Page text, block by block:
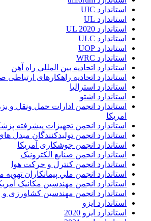
استاندارد UIC
استاندارد UL
استاندارد UL 2020
استاندارد ULC
استاندارد UOP
استاندارد WRC
استاندارد اتحاديه بين المللي راه آهن
استاندارد اتحادیه راهکارهای ارتباطی
استاندارد استرالیا
استاندارد اشتو
استاندارد انجمن ادارات حمل ونقل و
امريکا
استاندارد انجمن تجهیزات پیشرفته
استاندارد انجمن توليدکنندگان مبدل
استاندارد انجمن جوشکاری آمریکا
استاندارد انجمن صنايع الکترونيک
استاندارد انجمن کنترل و حرکت هوا
استاندارد انجمن ملي پيمانکاران
استاندارد انجمن مهندسين مکانيک
استاندارد انجمن مهندسین کشاورزی و
استاندارد ایزو
استاندارد ایزو 2020